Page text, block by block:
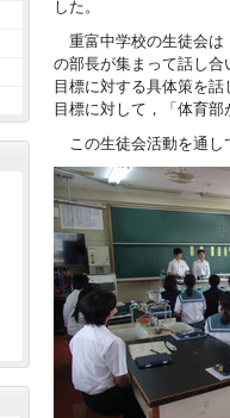
した。
重富中学校の生徒会は
の部長が集まって話し合
目標に対する具体策を
目標に対して，「体育部
この生徒会活動を通し